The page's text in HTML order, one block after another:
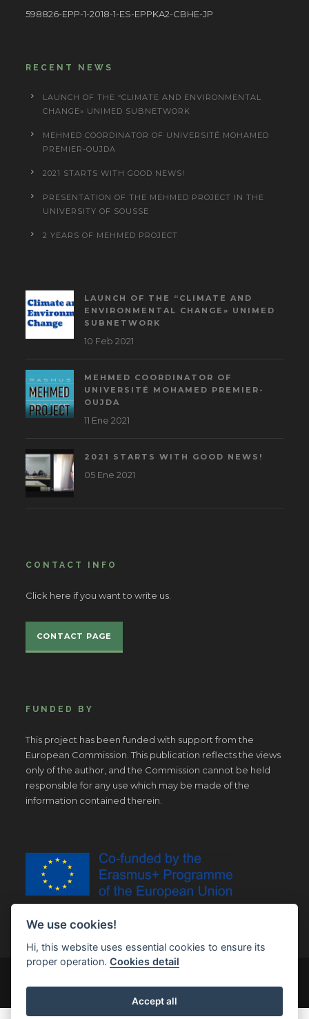
598826-EPP-1-2018-1-ES-EPPKA2-CBHE-JP
RECENT NEWS
LAUNCH OF THE “CLIMATE AND ENVIRONMENTAL
CHANGE» UNIMED SUBNETWORK
MEHMED COORDINATOR OF UNIVERSITÉ MOHAMED
PREMIER-OUJDA
2021 STARTS WITH GOOD NEWS!
PRESENTATION OF THE MEHMED PROJECT IN THE
UNIVERSITY OF SOUSSE
2 YEARS OF MEHMED PROJECT
LAUNCH OF THE “CLIMATE AND
ENVIRONMENTAL CHANGE» UNIMED
SUBNETWORK
10 Feb 2021
MEHMED COORDINATOR OF
UNIVERSITÉ MOHAMED PREMIER-
OUJDA
11 Ene 2021
2021 STARTS WITH GOOD NEWS!
05 Ene 2021
CONTACT INFO
Click here if you want to write us.
CONTACT PAGE
FUNDED BY
This project has been funded with support from the
European Commission. This publication reflects the views
only of the author, and the Commission cannot be held
responsible for any use which may be made of the
information contained therein.
We use cookies!
Hi, this website uses essential cookies to ensure its
proper operation.Cookies detail
Accept all